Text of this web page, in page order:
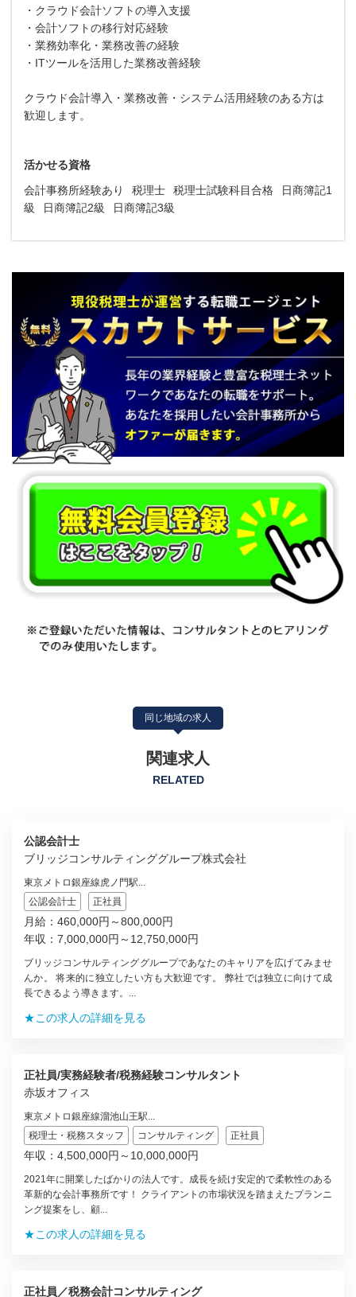
・クラウド会計ソフトの導入支援
・会計ソフトの移行対応経験
・業務効率化・業務改善の経験
・ITツールを活用した業務改善経験
クラウド会計導入・業務改善・システム活用経験のある方は
歓迎します。
活かせる資格
会計事務所経験あり
税理士 税理士試験科目合格
日商簿記1
級
日商簿記2級 日商簿記3級
同じ地域の求人
関連求人
RELATED
公認会計士
ブリッジコンサルティンググループ株式会社
東京メトロ銀座線虎ノ門駅...
公認会計士
正社員
月給：460,000円～800,000円
年収：7,000,000円～12,750,000円
ブリッジコンサルティンググループであなたのキャリアを広げてみませ
んか。 将来的に独立したい方も大歓迎です。 弊社では独立に向けて成
長できるよう導きます。...
★この求人の詳細を見る
正社員/実務経験者/税務経験コンサルタント
赤坂オフィス
東京メトロ銀座線溜池山王駅...
税理士・税務スタッフ
コンサルティング 正社員
年収：4,500,000円～10,000,000円
2021年に開業したばかりの法人です。成長を続け安定的で柔軟性のある
革新的な会計事務所です！ クライアントの市場状況を踏まえたプランニ
ング提案をし、顧...
★この求人の詳細を見る
正社員／税務会計コンサルティング